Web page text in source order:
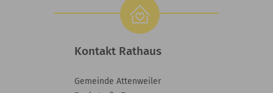
Kontakt Rathaus
Gemeinde Attenweiler